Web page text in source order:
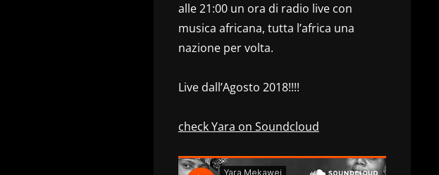
alle 21:00 un ora di radio live con
musica africana, tutta l’africa una
nazione per volta.
Live dall’Agosto 2018!!!!
check Yara on Soundcloud